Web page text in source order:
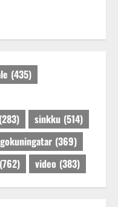
Julkaistu: 27.4.2025 |
(435)
(283) sinkku (514)
(369)
(762) video (383)